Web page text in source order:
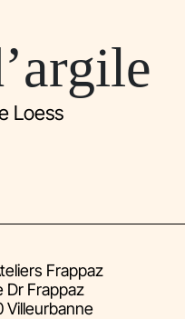
Loess
Frappaz
Dr Frappaz
Villeurbanne